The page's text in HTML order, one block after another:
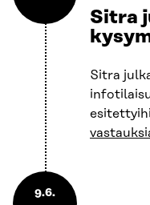
Sitra
Sitra
9.6.